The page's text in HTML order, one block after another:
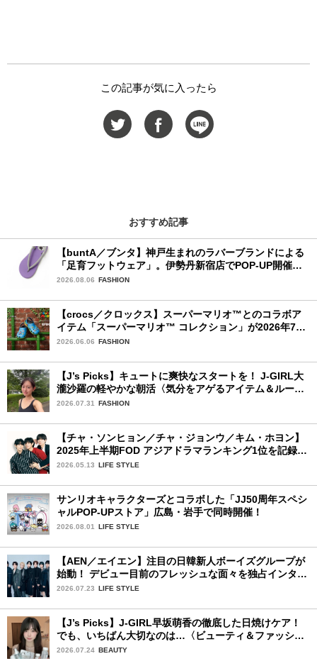
この記事が気に入ったら
おすすめ記事
【buntA／ブンタ】神戸生まれのラバーブランドによる
「足育フットウェア」。伊勢丹新宿店でPOP-UP開催
中！
2026.08.06 FASHION
【crocs／クロックス】スーパーマリオ™とのコラボア
イテム「スーパーマリオ™ コレクション」が2026年7月
16日より発売開始！
2026.06.06 FASHION
【J’s Picks】キュートに爽快なスタートを！ J-GIRL大
瀧沙羅の軽やかな朝活〈気分をアゲるアイテム＆ルーテ
ィーン〉
2026.07.31 FASHION
【チャ・ソンヒョン／チャ・ジョンウ／キム・ホヨン】
2025年上半期FOD アジアドラマランキング1位を記録！
韓国BLドラマ「秘密の間柄」出演の3人に来日記念イン
2026.05.13 LIFE STYLE
サンリオキャラクターズとコラボした「JJ50周年スペシ
ャルPOP-UPストア」広島・岩手で同時開催！
2026.08.01 LIFE STYLE
【AEN／エイエン】注目の日韓新人ボーイズグループが
始動！ デビュー目前のフレッシュな面々を独占インタビ
ュー。7人の魅力に迫ります♪
2026.07.23 LIFE STYLE
【J’s Picks】J-GIRL早坂萌香の徹底した日焼けケア！
でも、いちばん大切なのは…〈ビューティ＆ファッショ
ン夏の必需品〉
2026.07.24 BEAUTY